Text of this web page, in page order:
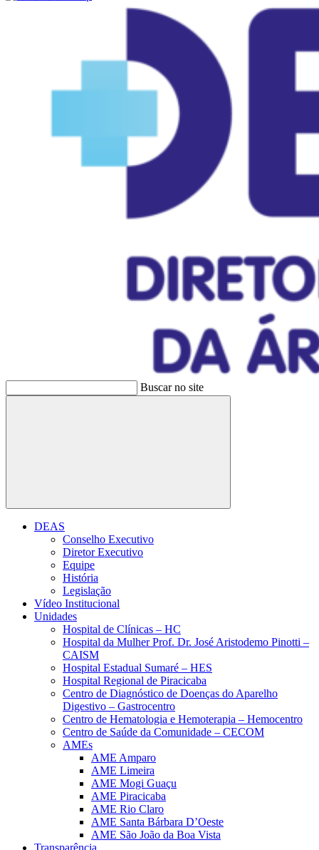
Buscar no site
Buscar
DEAS
Conselho Executivo
Diretor Executivo
Equipe
História
Legislação
Vídeo Institucional
Unidades
Hospital de Clínicas – HC
Hospital da Mulher Prof. Dr. José Aristodemo Pinotti –
CAISM
Hospital Estadual Sumaré – HES
Hospital Regional de Piracicaba
Centro de Diagnóstico de Doenças do Aparelho
Digestivo – Gastrocentro
Centro de Hematologia e Hemoterapia – Hemocentro
Centro de Saúde da Comunidade – CECOM
AMEs
AME Amparo
AME Limeira
AME Mogi Guaçu
AME Piracicaba
AME Rio Claro
AME Santa Bárbara D’Oeste
AME São João da Boa Vista
Transparência